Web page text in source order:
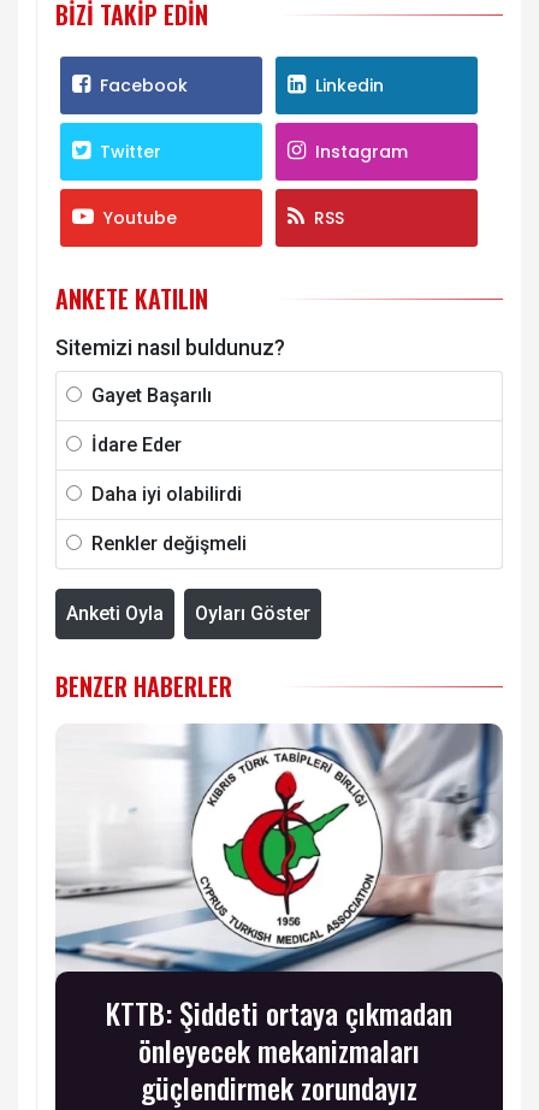
BIZI TAKIP EDIN
Facebook Linkedin
Twitter Instagram
Youtube RSS
ANKETE KATILIN
Sitemizi nasıl buldunuz?
Gayet Başarılı
İdare Eder
Daha iyi olabilirdi
Renkler değişmeli
Anketi Oyla Oyları Göster
BENZER HABERLER
KTTB: Şiddeti ortaya çıkmadan
önleyecek mekanizmaları
güçlendirmek zorundayız